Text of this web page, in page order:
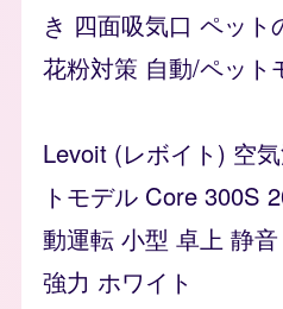
き 四面吸気口 ペッ
花粉対策 自動/ペット
Levoit (レボイト) 空
トモデル Core 300S
動運転 小型 卓上 静
強力 ホワイト